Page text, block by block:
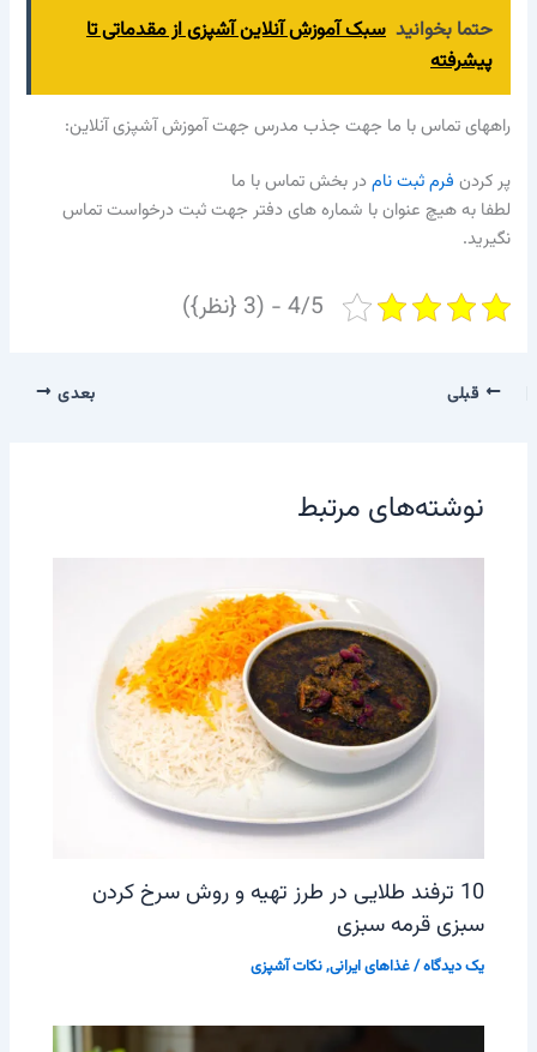
حتما بخوانید سبک آموزش آنلاین آشپزی از مقدماتی تا
پیشرفته
راههای تماس با ما جهت جذب مدرس جهت آموزش آشپزی آنلاین:
پر کردن فرم ثبت نامدر بخش تماس با ما
لطفا به هیچ عنوان با شماره های دفتر جهت ثبت درخواست تماس
نگیرید.
4/5 - (3 {نظر})
قبلی بعدی
نوشته‌های مرتبط
10 ترفند طلایی در طرز تهیه و روش سرخ کردن
سبزی قرمه سبزی
یک دیدگاه/غذاهای ایرانی,نکات آشپزی